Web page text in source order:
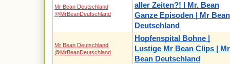
Mr Bean Deutschland
@MrBeanDeutschland
aller Zeiten?! | Mr. Bean
Ganze Episoden | Mr Bean
Deutschland
Mr Bean Deutschland
@MrBeanDeutschland
Hopfenspital Bohne |
Lustige Mr Bean Clips | Mr
Bean Deutschland